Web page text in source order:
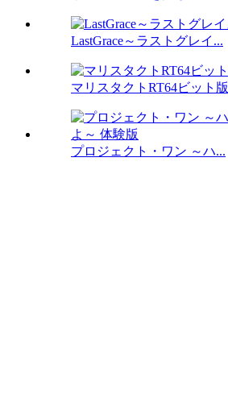
LastGrace～ラストグレイ...
マリスタクトRT64ビット版
プロジェクト・ワン ～ハ...